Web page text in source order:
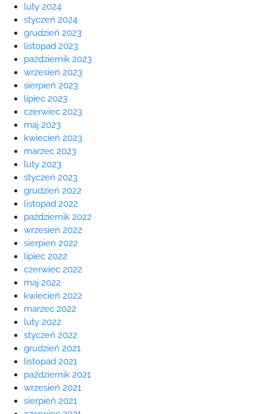
luty 2024
styczeń 2024
grudzień 2023
listopad 2023
październik 2023
wrzesień 2023
sierpień 2023
lipiec 2023
czerwiec 2023
maj 2023
kwiecień 2023
marzec 2023
luty 2023
styczeń 2023
grudzień 2022
listopad 2022
październik 2022
wrzesień 2022
sierpień 2022
lipiec 2022
czerwiec 2022
maj 2022
kwiecień 2022
marzec 2022
luty 2022
styczeń 2022
grudzień 2021
listopad 2021
październik 2021
wrzesień 2021
sierpień 2021